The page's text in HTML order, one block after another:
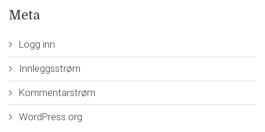
Meta
Logg inn
Innleggsstrøm
Kommentarstrøm
WordPress.org